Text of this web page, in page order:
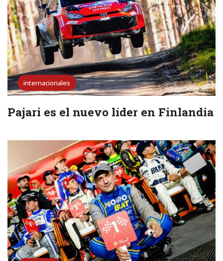
internacionales
Pajari es el nuevo líder en Finlandia